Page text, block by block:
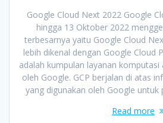
Google Cloud Next 2022 Google
hingga 13 Oktober 2022
terbesarnya yaitu Google Cloud
lebih dikenal dengan Google Cloud
adalah kumpulan layanan
oleh Google. GCP berjalan di atas
yang digunakan oleh Google
Read more